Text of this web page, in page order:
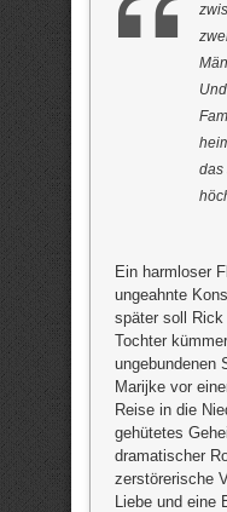
das
Ein harmloser
ungeahnte
später soll
Tochter
ungebundenen
Marijke vor
Reise in die
gehütetes
dramatischer
zerstörerische
Liebe und eine